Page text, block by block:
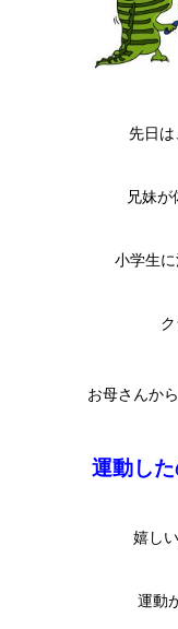
先日
兄妹
小学生
お母さんか
運動した
嬉し
運動